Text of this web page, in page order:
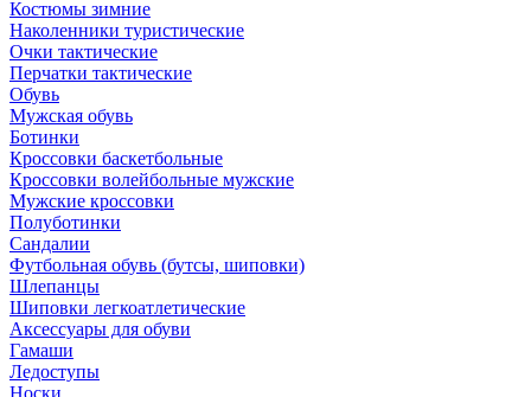
Костюмы зимние
Наколенники туристические
Очки тактические
Перчатки тактические
Обувь
Мужская обувь
Ботинки
Кроссовки баскетбольные
Кроссовки волейбольные мужские
Мужские кроссовки
Полуботинки
Сандалии
Футбольная обувь (бутсы, шиповки)
Шлепанцы
Шиповки легкоатлетические
Аксессуары для обуви
Гамаши
Ледоступы
Носки